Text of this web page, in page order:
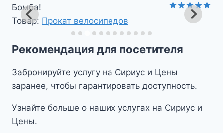
Оценка 5
Бомба!
Товар: Прокат велосипедов
Рекомендация для посетителя
Забронируйте услугу на Сириус и Цены
заранее, чтобы гарантировать доступность.
Узнайте больше о наших услугах на Сириус и
Цены.